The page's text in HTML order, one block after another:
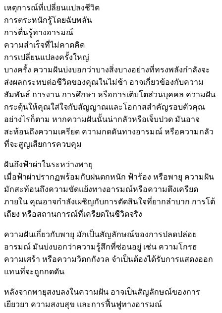
เหตุการณ์ที่เปลี่ยนแปลงชีวิต
การตระหนักรู้โดยฉับพลัน
การตื่นรู้ทางอารมณ์
ความสำเร็จที่ไม่คาดคิด
การเปลี่ยนแปลงครั้งใหญ่
บางครั้ง ความฝันบ่งบอกว่าบางสิ่งบางอย่างที่ทรงพลังกำลังจะ
ส่งผลกระทบต่อชีวิตของคุณในไม่ช้า อาจเกี่ยวข้องกับความ
สัมพันธ์ การงาน การศึกษา หรือการเติบโตส่วนบุคคล ความฝัน
กระตุ้นให้คุณใส่ใจกับสัญญาณและโอกาสสำคัญรอบตัวคุณ
อย่างไรก็ตาม หากความฝันนั้นน่ากลัวหรือเจ็บปวด มันอาจ
สะท้อนถึงความเครียด ความกดดันทางอารมณ์ หรือความกลัว
ที่จะสูญเสียการควบคุม
ฝันถึงฟ้าผ่าในระหว่างพายุ
เมื่อฟ้าผ่าปรากฏพร้อมกับฝนตกหนัก ฟ้าร้อง หรือพายุ ความฝัน
มักสะท้อนถึงความขัดแย้งทางอารมณ์หรือความตึงเครียด
ภายใน คุณอาจกำลังเผชิญกับการตัดสินใจที่ยากลำบาก การโต้
เถียง หรือสถานการณ์ที่เครียดในชีวิตจริง
ความฝันเกี่ยวกับพายุ มักเป็นสัญลักษณ์ของการปลดปล่อย
อารมณ์ มันบ่งบอกว่าความรู้สึกที่ซ่อนอยู่ เช่น ความโกรธ
ความเศร้า หรือความวิตกกังวล จำเป็นต้องได้รับการแสดงออก
แทนที่จะถูกกดดัน
หลังจากพายุสงบลงในความฝัน อาจเป็นสัญลักษณ์ของการ
เยียวยา ความสงบสุข และการฟื้นฟูทางอารมณ์